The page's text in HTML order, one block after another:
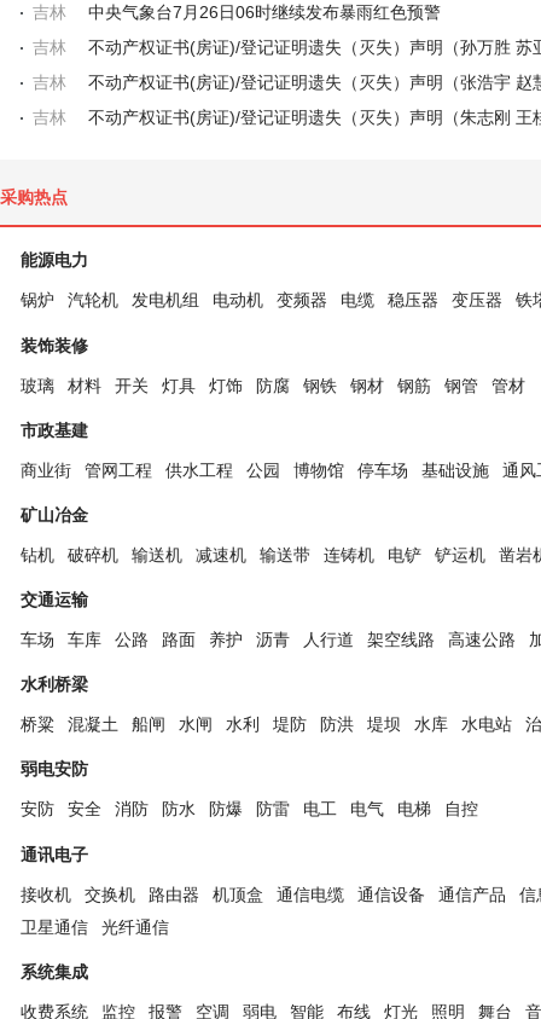
吉林
中央气象台7月26日06时继续发布暴雨红色预警
吉林
吉林
吉林
采购热点
能源电力
锅炉 汽轮机 发电机组 电动机 变频器 电缆 稳压器 变压器 铁
装饰装修
玻璃 材料 开关 灯具 灯饰 防腐 钢铁 钢材 钢筋 钢管 管材
市政基建
商业街 管网工程 供水工程 公园 博物馆 停车场 基础设施 通风
矿山冶金
钻机 破碎机 输送机 减速机 输送带 连铸机 电铲 铲运机 凿岩
交通运输
车场 车库 公路 路面 养护 沥青 人行道 架空线路 高速公路
水利桥梁
桥粱 混凝土 船闸 水闸 水利 堤防 防洪 堤坝 水库 水电站
弱电安防
安防 安全 消防 防水 防爆 防雷 电工 电气 电梯 自控
通讯电子
接收机 交换机 路由器 机顶盒 通信电缆 通信设备 通信产品
信
卫星通信
光纤通信
系统集成
收费系统 监控 报警 空调 弱电 智能 布线 灯光 照明 舞台